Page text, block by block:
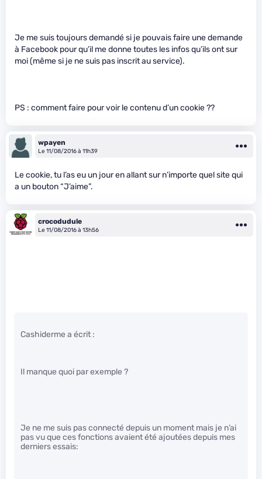
Je me suis toujours demandé si je pouvais faire une demande
à Facebook pour qu’il me donne toutes les infos qu’ils ont sur
moi (même si je ne suis pas inscrit au service).
PS : comment faire pour voir le contenu d’un cookie ??
wpayen
Le 11/08/2016 à 11h39
Le cookie, tu l’as eu un jour en allant sur n’importe quel site qui
a un bouton “J’aime”.
crocodudule
Le 11/08/2016 à 13h56
Cashiderme a écrit :
Il manque quoi par exemple ?
Je ne me suis pas connecté depuis un moment mais je n’ai
pas vu que ces fonctions avaient été ajoutées depuis mes
derniers essais: